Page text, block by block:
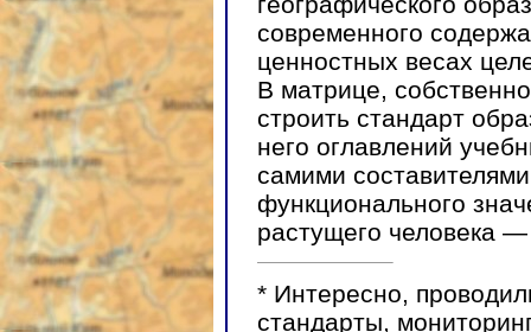
современного
ценностных весах
В матрице,
строить стандарт
него оглавлений
самими
функционального
растущего человека
* Интересно,
стандарты,